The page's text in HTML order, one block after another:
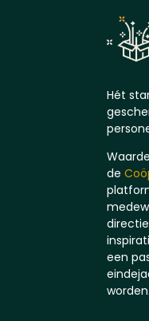
Hét
de
een
worden.